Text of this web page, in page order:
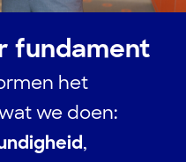
fundament​
het
we doen:
,